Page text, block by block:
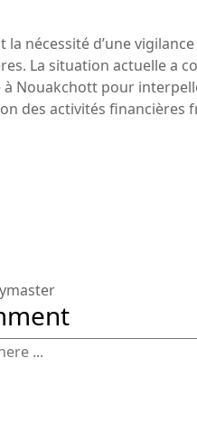
la nécessité d’une
La situation actuelle a
Nouakchott pour
des activités financières